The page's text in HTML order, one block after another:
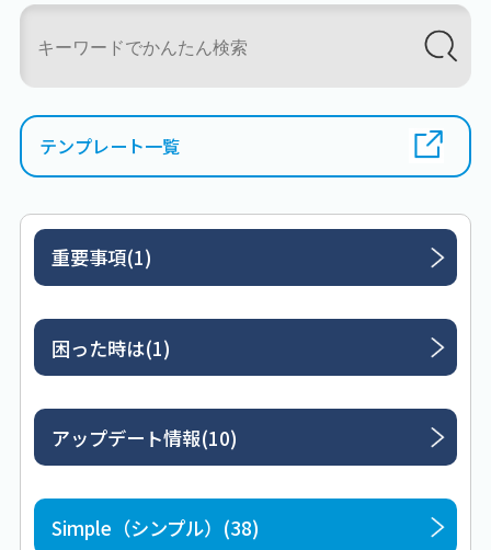
テンプレート一覧
重要事項(1)
困った時は(1)
アップデート情報(10)
Simple（シンプル）(38)